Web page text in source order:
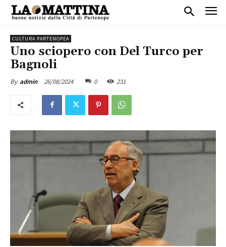
CULTURA PARTENOPEA
Uno sciopero con Del Turco per
Bagnoli
By admin 26/08/2024 0 231